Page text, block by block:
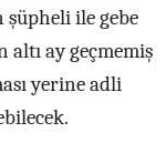
ile gebe
ay geçmemiş
yerine adli